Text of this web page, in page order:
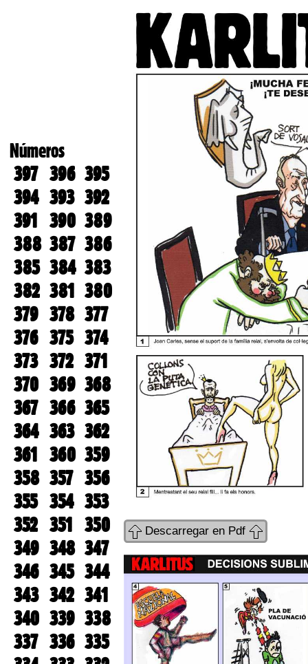
Números
397 396 395
394 393 392
391 390 389
388 387 386
385 384 383
382 381 380
379 378 377
376 375 374
373 372 371
370 369 368
367 366 365
364 363 362
361 360 359
358 357 356
355 354 353
352 351 350
349 348 347
346 345 344
343 342 341
340 339 338
337 336 335
Descarregar en Pdf